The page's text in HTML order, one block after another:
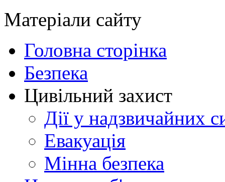
Матеріали сайту
Головна сторінка
Безпека
Цивільний захист
Дії у надзвичайних
Евакуація
Мінна безпека